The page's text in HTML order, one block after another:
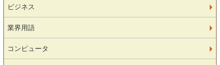
ビジネス
業界用語
コンピュータ